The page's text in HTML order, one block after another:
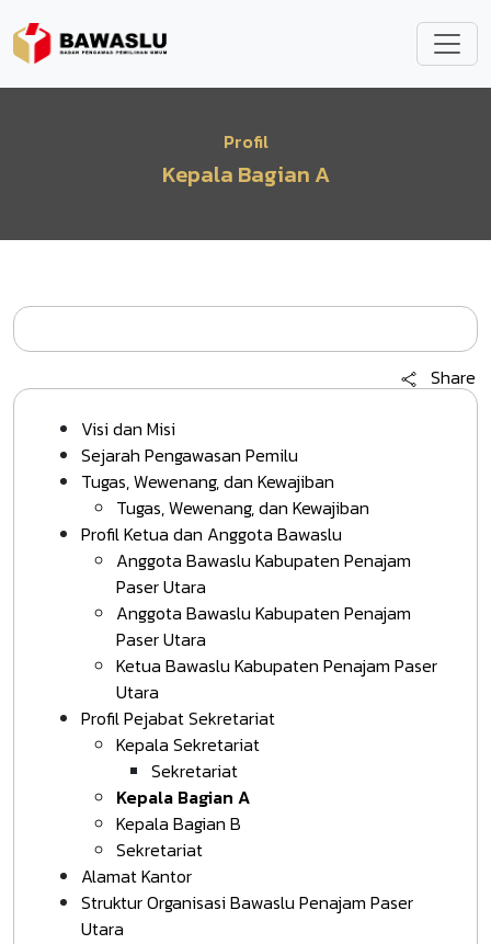
Profil
Kepala Bagian A
Share
Visi dan Misi
Sejarah Pengawasan Pemilu
Tugas, Wewenang, dan Kewajiban
Tugas, Wewenang, dan Kewajiban
Profil Ketua dan Anggota Bawaslu
Anggota Bawaslu Kabupaten Penajam
Paser Utara
Anggota Bawaslu Kabupaten Penajam
Paser Utara
Ketua Bawaslu Kabupaten Penajam Paser
Utara
Profil Pejabat Sekretariat
Kepala Sekretariat
Sekretariat
Kepala Bagian A
Kepala Bagian B
Sekretariat
Alamat Kantor
Struktur Organisasi Bawaslu Penajam Paser
Utara